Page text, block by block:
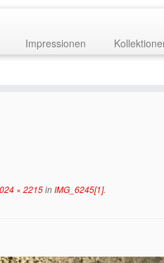
Impressionen
× 2215inIMG_6245[1].